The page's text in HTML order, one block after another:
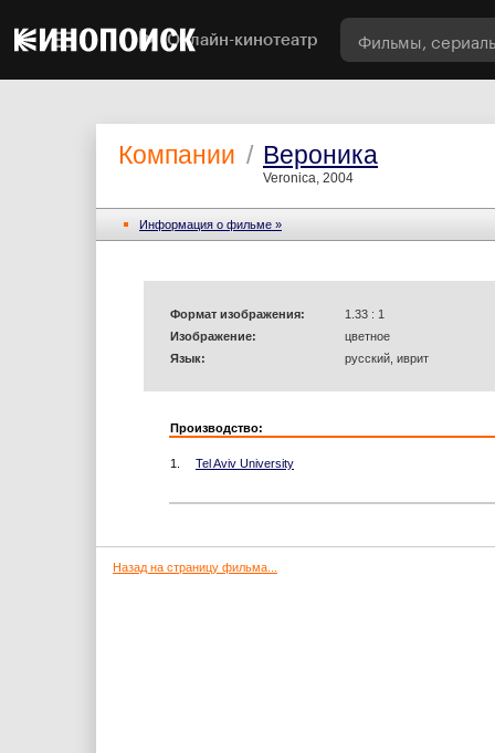
Онлайн-кинотеатр
Компании / Вероника
Veronica, 2004
Информация o фильме »
Формат изображения:
1.33 : 1
Изображение:
цветное
Язык:
русский, иврит
Производство:
1. Tel Aviv University
Назад на страницу фильма...